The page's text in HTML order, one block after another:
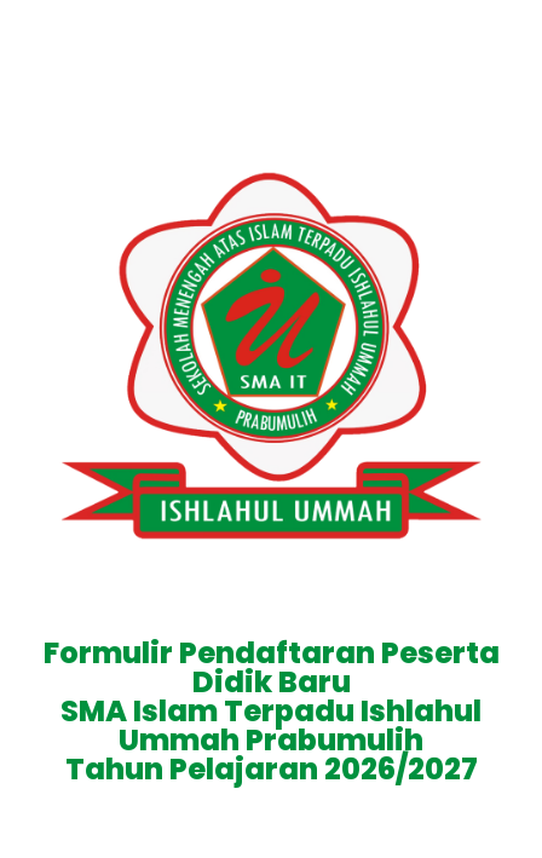
Formulir Pendaftaran Peserta
Didik Baru
SMA Islam Terpadu Ishlahul
Ummah Prabumulih
Tahun Pelajaran 2026/2027